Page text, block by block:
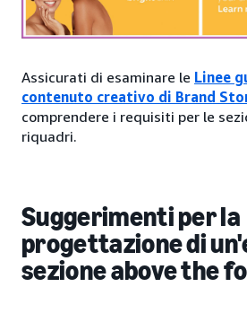
Assicurati di esaminare le Linee
contenuto creativo di Brand
comprendere i requisiti per le
riquadri.
Suggerimenti per la
progettazione di
sezione above the